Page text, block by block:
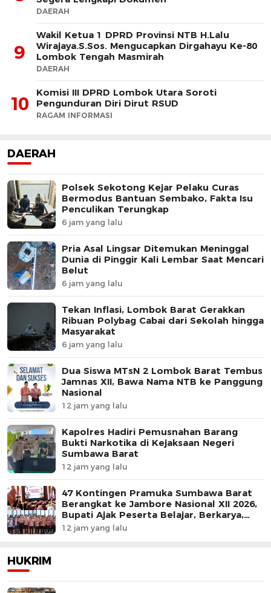
DAERAH
9
Wakil Ketua 1 DPRD Provinsi NTB H.Lalu
Wirajaya.S.Sos. Mengucapkan Dirgahayu Ke-80
Lombok Tengah Masmirah
DAERAH
10
Komisi III DPRD Lombok Utara Soroti
Pengunduran Diri Dirut RSUD
RAGAM INFORMASI
DAERAH
Polsek Sekotong Kejar Pelaku Curas
Bermodus Bantuan Sembako, Fakta Isu
Penculikan Terungkap
6 jam yang lalu
Pria Asal Lingsar Ditemukan Meninggal
Dunia di Pinggir Kali Lembar Saat Mencari
Belut
6 jam yang lalu
Tekan Inflasi, Lombok Barat Gerakkan
Ribuan Polybag Cabai dari Sekolah hingga
Masyarakat
6 jam yang lalu
Dua Siswa MTsN 2 Lombok Barat Tembus
Jamnas XII, Bawa Nama NTB ke Panggung
Nasional
12 jam yang lalu
Kapolres Hadiri Pemusnahan Barang
Bukti Narkotika di Kejaksaan Negeri
Sumbawa Barat
12 jam yang lalu
47 Kontingen Pramuka Sumbawa Barat
Berangkat ke Jambore Nasional XII 2026,
Bupati Ajak Peserta Belajar, Berkarya,
dan Harumkan Nama Daerah
12 jam yang lalu
HUKRIM